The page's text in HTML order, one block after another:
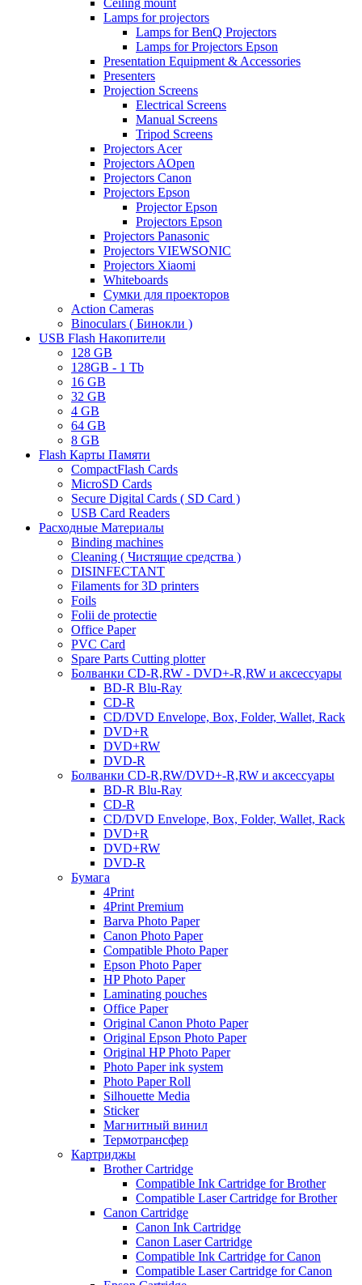
Ceiling mount
Lamps for projectors
Lamps for BenQ Projectors
Lamps for Projectors Epson
Presentation Equipment & Accessories
Presenters
Projection Screens
Electrical Screens
Manual Screens
Tripod Screens
Projectors Acer
Projectors AOpen
Projectors Canon
Projectors Epson
Projector Epson
Projectors Epson
Projectors Panasonic
Projectors VIEWSONIC
Projectors Xiaomi
Whiteboards
Сумки для проекторов
Action Cameras
Binoculars ( Бинокли )
USB Flash Накопители
128 GB
128GB - 1 Tb
16 GB
32 GB
4 GB
64 GB
8 GB
Flash Карты Памяти
CompactFlash Cards
MicroSD Cards
Secure Digital Cards ( SD Card )
USB Card Readers
Расходные Материалы
Binding machines
Cleaning ( Чистящие средства )
DISINFECTANT
Filaments for 3D printers
Foils
Folii de protectie
Office Paper
PVC Card
Spare Parts Cutting plotter
Болванки CD-R,RW - DVD+-R,RW и аксессуары
BD-R Blu-Ray
CD-R
CD/DVD Envelope, Box, Folder, Wallet, Rack
DVD+R
DVD+RW
DVD-R
Болванки CD-R,RW/DVD+-R,RW и аксессуары
BD-R Blu-Ray
CD-R
CD/DVD Envelope, Box, Folder, Wallet, Rack
DVD+R
DVD+RW
DVD-R
Бумага
4Print
4Print Premium
Barva Photo Paper
Canon Photo Paper
Compatible Photo Paper
Epson Photo Paper
HP Photo Paper
Laminating pouches
Office Paper
Original Canon Photo Paper
Original Epson Photo Paper
Original HP Photo Paper
Photo Paper ink system
Photo Paper Roll
Silhouette Media
Sticker
Магнитный винил
Термотрансфер
Картриджы
Brother Cartridge
Compatible Ink Cartridge for Brother
Compatible Laser Cartridge for Brother
Canon Cartridge
Canon Ink Cartridge
Canon Laser Cartridge
Compatible Ink Cartridge for Canon
Compatible Laser Cartridge for Canon